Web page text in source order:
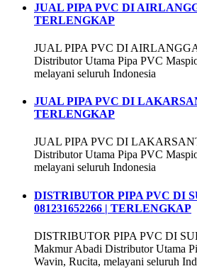
JUAL PIPA PVC DI
TERLENGKAP
JUAL PIPA PVC DI
Distributor Utama Pipa PVC
melayani seluruh Indonesia
JUAL PIPA PVC DI
TERLENGKAP
JUAL PIPA PVC DI
Distributor Utama Pipa PVC
melayani seluruh Indonesia
DISTRIBUTOR PIPA PVC DI
081231652266 | TERLENGKAP
DISTRIBUTOR PIPA PVC DI
Makmur Abadi Distributor Utama
Wavin, Rucita, melayani seluruh